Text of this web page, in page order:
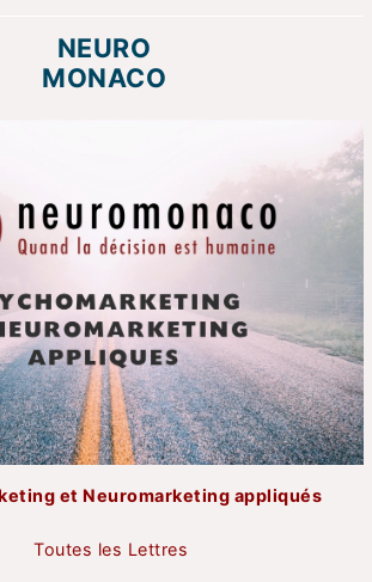
NEURO
MONACO
et Neuromarketing appliqués
Toutes les Lettres